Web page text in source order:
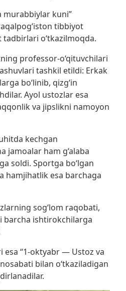
murabbiylar kuni”
tibbiyot
o‘tkazilmoqda.
professor-o‘qituvchilari
tashkil etildi: Erkak
bo‘linib, qizg‘in
Ayol ustozlar esa
va jipslikni namoyon
kechgan
jamoalar ham g‘alaba
soldi. Sportga bo‘lgan
hamjihatlik esa barchaga
sog‘lom raqobati,
barcha ishtirokchilarga
esa “1-oktyabr — Ustoz va
bilan o‘tkaziladigan